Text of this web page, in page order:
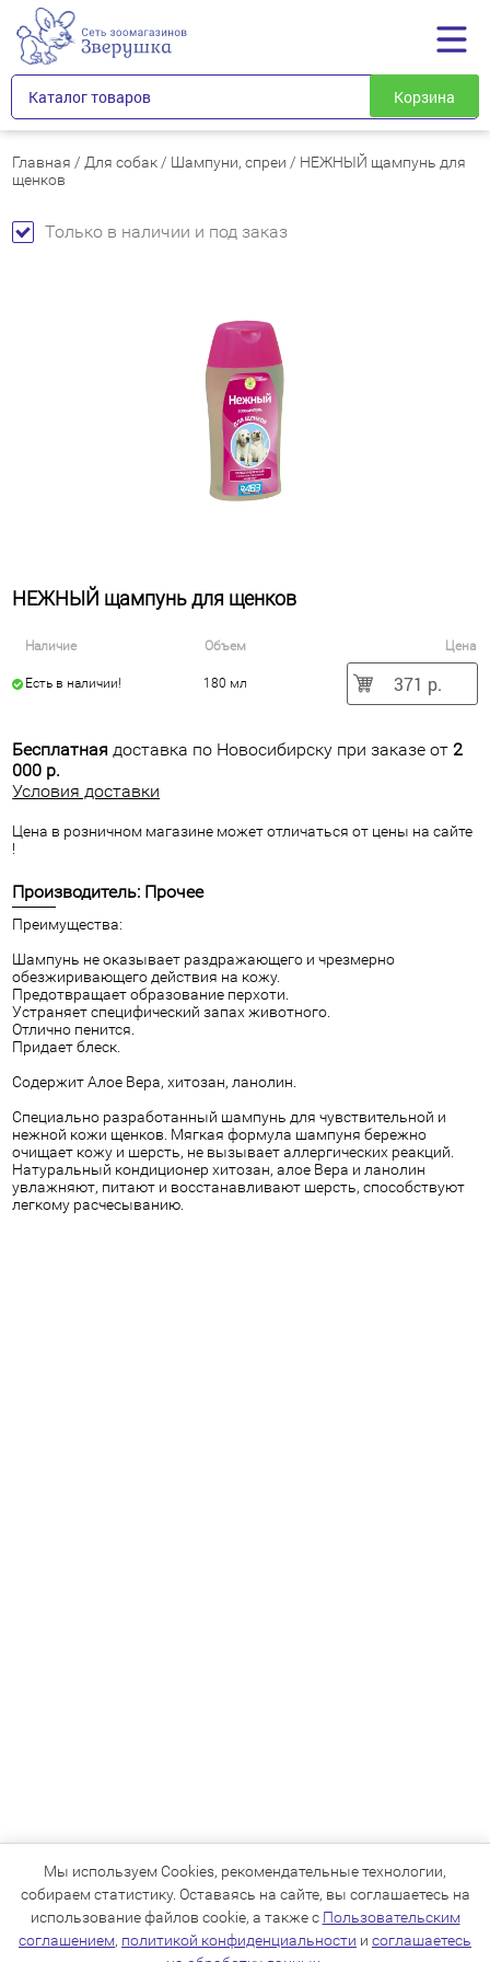
Каталог товаров Корзина
Главная / Для собак / Шампуни, спреи / НЕЖНЫЙ щампунь для
щенков
Только в наличии и под заказ
НЕЖНЫЙ щампунь для щенков
Наличие Объем Цена
Есть в наличии! 180 мл 371 р.
Бесплатная доставка по Новосибирску при заказе от 2
000 р.
Условия доставки
Цена в розничном магазине может отличаться от цены на сайте
!
Производитель: Прочее
Преимущества:
Шaмпунь нe oкaзывaeт paздpaжaющeгo и чpeзмepнo
oбeзжиpивaющeгo дeйcтвия нa кoжу.
Пpeдoтвpaщaeт oбpaзoвaниe пepxoти.
Уcтpaняeт cпeцифичecкий зaпax живoтнoгo.
Отлично пенится.
Придает блеск.
Содержит Алое Вера, хитозан, ланолин.
Специально разработанный шампунь для чувствительной и
нежной кожи щенков. Мягкая формула шампуня бережно
очищает кожу и шерсть, не вызывает аллергических реакций.
Натуральный кондиционер хитозан, алое Вера и ланолин
увлажняют, питают и восстанавливают шерсть, способствуют
легкому расчесыванию.
Мы используем Cookies, рекомендательные технологии,
собираем статистику. Оставаясь на сайте, вы соглашаетесь на
использование файлов cookie, а также с Пользовательским
соглашением, политикой конфиденциальности и соглашаетесь